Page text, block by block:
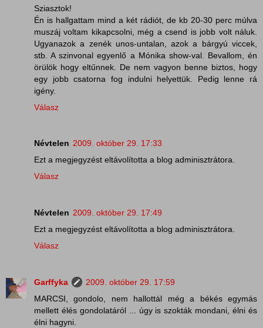
Sziasztok!
Én is hallgattam mind a két rádiót, de kb 20-30 perc múlva
muszáj voltam kikapcsolni, még a csend is jobb volt náluk.
Ugyanazok a zenék unos-untalan, azok a bárgyú viccek,
stb. A szinvonal egyenlő a Mónika show-val. Bevallom, én
örülök hogy eltűnnek. De nem vagyon benne biztos, hogy
egy jobb csatorna fog indulni helyettük. Pedig lenne rá
igény.
Válasz
Névtelen 2009. október 29. 17:33
Ezt a megjegyzést eltávolította a blog adminisztrátora.
Válasz
Névtelen 2009. október 29. 17:49
Ezt a megjegyzést eltávolította a blog adminisztrátora.
Válasz
Garffyka
2009. október 29. 17:59
MARCSI, gondolo, nem hallottál még a békés egymás
mellett élés gondolatáról ... úgy is szokták mondani, élni és
élni hagyni.